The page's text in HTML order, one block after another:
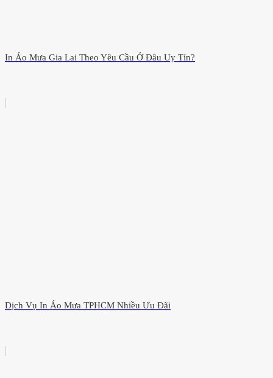
In Áo Mưa Gia Lai Theo Yêu Cầu Ở Đâu Uy Tín?
Dịch Vụ In Áo Mưa TPHCM Nhiều Ưu Đãi